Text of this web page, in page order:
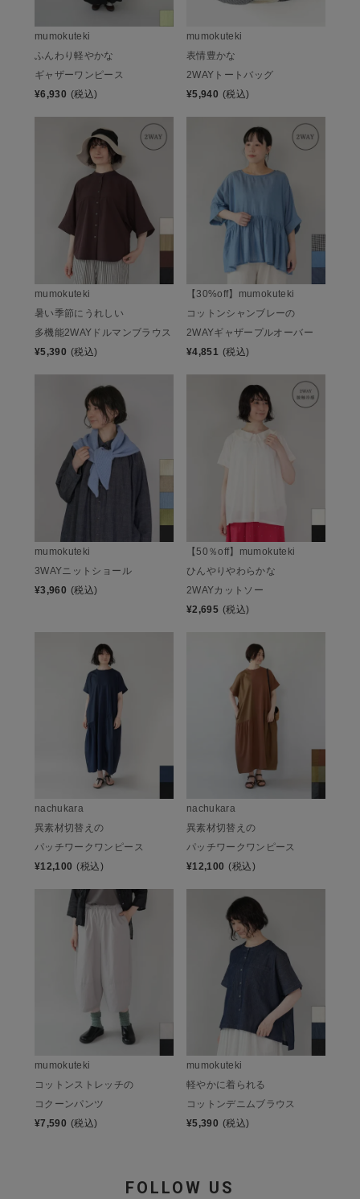
mumokuteki
ふんわり軽やかな
ギャザーワンピース
¥6,930 (税込)
mumokuteki
表情豊かな
2WAYトートバッグ
¥5,940 (税込)
mumokuteki
暑い季節にうれしい
多機能2WAYドルマンブラウス
¥5,390 (税込)
【30%off】mumokuteki
コットンシャンブレーの
2WAYギャザープルオーバー
¥4,851 (税込)
mumokuteki
3WAYニットショール
¥3,960 (税込)
【50％off】mumokuteki
ひんやりやわらかな
2WAYカットソー
¥2,695 (税込)
nachukara
異素材切替えの
パッチワークワンピース
¥12,100 (税込)
nachukara
異素材切替えの
パッチワークワンピース
¥12,100 (税込)
mumokuteki
コットンストレッチの
コクーンパンツ
¥7,590 (税込)
mumokuteki
軽やかに着られる
コットンデニムブラウス
¥5,390 (税込)
FOLLOW US